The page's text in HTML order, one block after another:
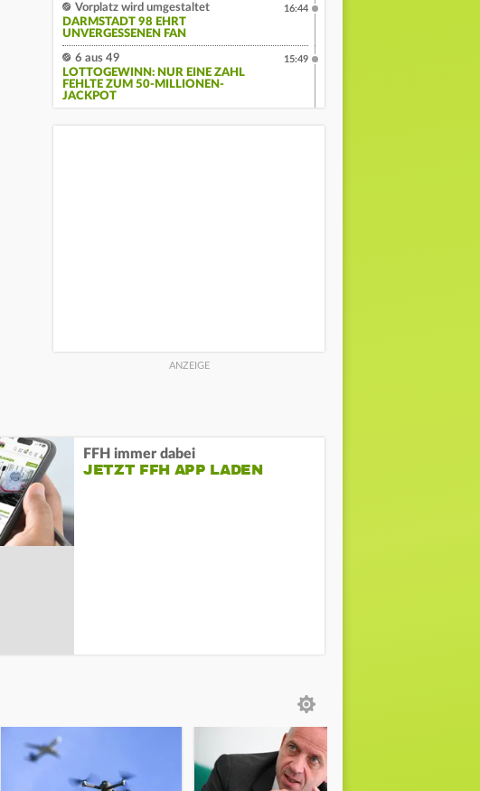
Vorplatz wird umgestaltet
DARMSTADT 98 EHRT
UNVERGESSENEN FAN
16:44
6 aus 49
LOTTOGEWINN: NUR EINE ZAHL
FEHLTE ZUM 50-MILLIONEN-
JACKPOT
15:49
FFH immer dabei
JETZT FFH APP LADEN